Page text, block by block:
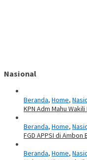
Nasional
Beranda, Home,
KPN Adm Mahu
Beranda, Home,
FGD APPSI di
Beranda, Home,